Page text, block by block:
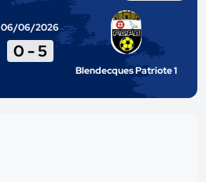
06/06/2026
0- 5
Blendecques Patriote 1